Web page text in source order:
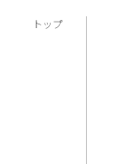
トップ